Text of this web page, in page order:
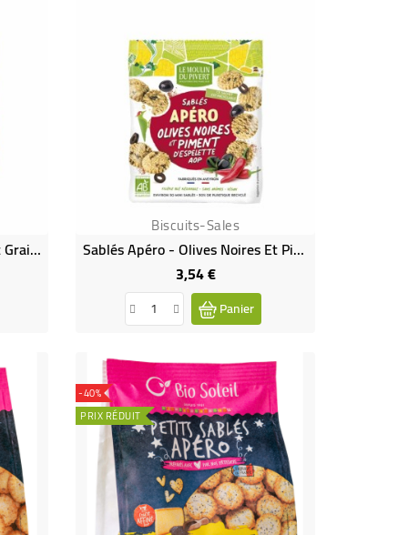
Sablés Apéro - Cantal AOP Et Graines De Courge -100g
Biscuits-Sales
Sablés Apéro - Olives Noires Et Piment D'Espelette AOP-100g
3,54 €Prix
Panier
-40%
PRIX RÉDUIT